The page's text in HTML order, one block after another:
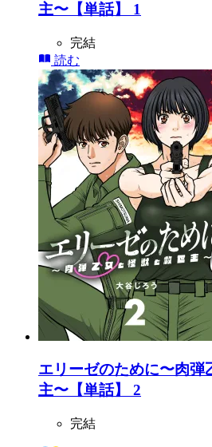
主〜【単話】 1
完結
読む
エリーゼのために〜肉弾
主〜【単話】 2
完結